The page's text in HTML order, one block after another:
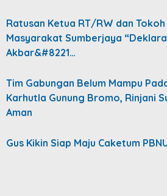
Ratusan Ketua RT/RW dan Tokoh
Masyarakat Sumberjaya
Akbar&#8221…
Tim Gabungan Belum Mampu
Karhutla Gunung Bromo, Rinjani
Aman
Gus Kikin Siap Maju Caketum